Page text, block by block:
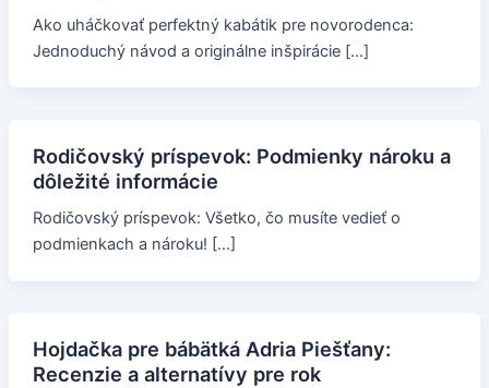
Ako uháčkovať perfektný kabátik pre novorodenca:
Jednoduchý návod a originálne inšpirácie […]
Rodičovský príspevok: Podmienky nároku a
dôležité informácie
Rodičovský príspevok: Všetko, čo musíte vedieť o
podmienkach a nároku! […]
Hojdačka pre bábätká Adria Piešťany:
Recenzie a alternatívy pre rok